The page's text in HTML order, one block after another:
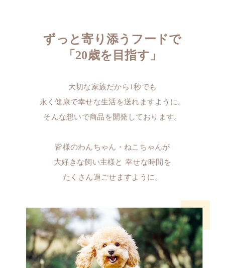
給与量計算 会社概要
Privacy Policy
ずっと寄り添うフードで
「20歳を目指す」
大切な家族だから1秒でも
永く健康で幸せな生活を送れますように。
そんな想いで商品を開発しております。
皆様のわんちゃん・ねこちゃんが
大好きな飼い主様と 幸せな時間を
たくさん過ごせますように。